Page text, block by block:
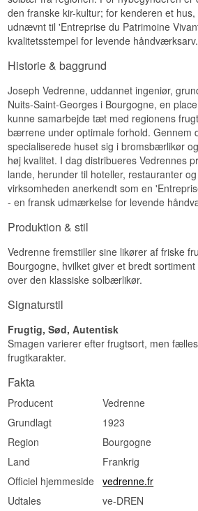
den franske kir-kultur; for kenderen et
udnævnt til 'Entreprise du Patrimoine
kvalitetsstempel for levende håndværksarv.
Historie & baggrund
Joseph Vedrenne, uddannet ingeniør,
Nuits-Saint-Georges i Bourgogne, en
kunne samarbejde tæt med regionens
bærrene under optimale forhold. Gennem
specialiserede huset sig i bromsbærlikør
høj kvalitet. I dag distribueres Vedrennes
lande, herunder til hoteller, restauranter
virksomheden anerkendt som en
- en fransk udmærkelse for levende
Produktion & stil
Vedrenne fremstiller sine likører af friske
Bourgogne, hvilket giver et bredt
over den klassiske solbærlikør.
Signaturstil
Frugtig, Sød, Autentisk
Smagen varierer efter frugtsort, men
frugtkarakter.
Fakta
Producent
Vedrenne
Grundlagt
1923
Region
Bourgogne
Land
Frankrig
Officiel hjemmeside
vedrenne.fr
Udtales
ve-DREN